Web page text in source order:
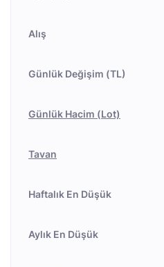
Alış
Günlük Değişim (TL)
Günlük Hacim (Lot)
Tavan
Haftalık En Düşük
Aylık En Düşük